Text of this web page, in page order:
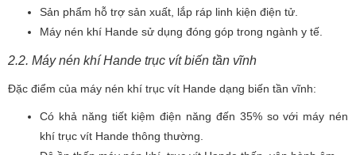
Sản phẩm hỗ trợ sản xuất, lắp ráp linh kiện điện tử.
Máy nén khí Hande sử dụng đóng góp trong ngành y tế.
2.2. Máy nén khí Hande trục vít biến tần vĩnh
Đặc điểm của máy nén khí trục vít Hande dạng biến tần vĩnh:
Có khả năng tiết kiệm điện năng đến 35% so với máy nén
khí trục vít Hande thông thường.